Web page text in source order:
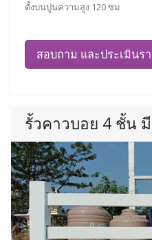
ตั้งบนปูนความสูง 120 ซม
สอบถาม และประเมินร
รั้วคาวบอย 4 ชั้น